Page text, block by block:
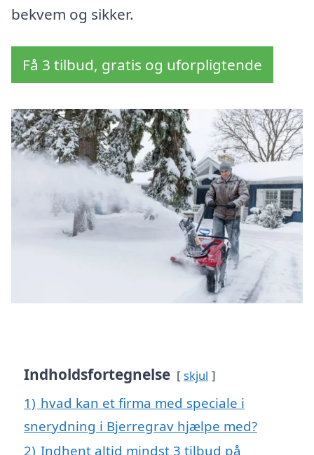
bekvem og sikker.
Få 3 tilbud, gratis og uforpligtende
Indholdsfortegnelse skjul
1) hvad kan et firma med speciale i
snerydning i Bjerregrav hjælpe med?
2) Indhent altid mindst 3 tilbud på